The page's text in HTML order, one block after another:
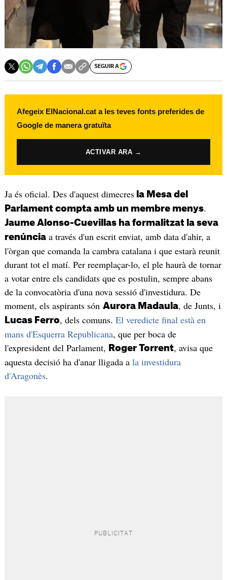
SEGUIR A
Afegeix ElNacional.cat a les teves fonts preferides de
Google de manera gratuïta
ACTIVAR ARA →
Ja és oficial. Des d'aquest dimecresla Mesa del
Parlament compta amb un membre menys.
Jaume Alonso-Cuevillas ha formalitzat la seva
renúnciaa través d'un escrit enviat, amb data d'ahir, a
l'òrgan que comanda la cambra catalana i que estarà reunit
durant tot el matí. Per reemplaçar-lo, el ple haurà de tornar
a votar entre els candidats que es postulin, sempre abans
de la convocatòria d'una nova sessió d'investidura. De
moment, els aspirants són Aurora Madaula, de Junts, i
Lucas Ferro, dels comuns. El veredicte final està en
mans d'Esquerra Republicana, que per boca de
l'expresident del Parlament, Roger Torrent, avisa que
aquesta decisió ha d'anar lligada a la investidura
d'Aragonès.